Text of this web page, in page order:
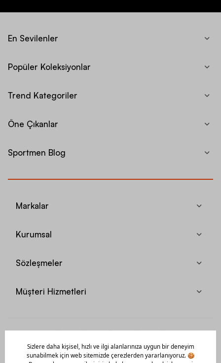
En Sevilenler
Popüler Koleksiyonlar
Trend Kategoriler
Öne Çıkanlar
Sportmen Blog
Markalar
Kurumsal
Sözleşmeler
Müşteri Hizmetleri